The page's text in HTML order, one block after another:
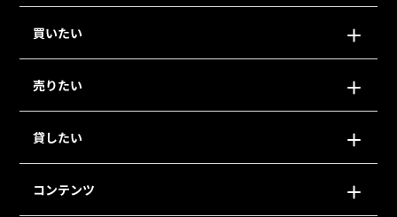
買いたい
売りたい
貸したい
コンテンツ